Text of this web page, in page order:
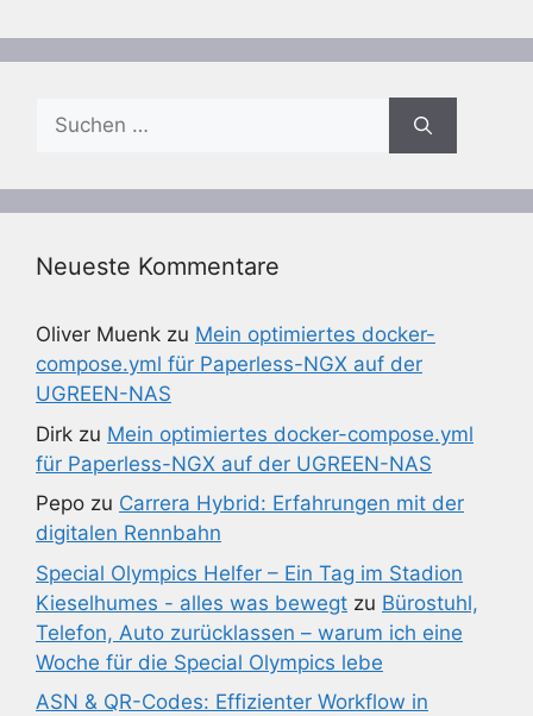
Suchen
nach:
Neueste Kommentare
Oliver Muenk zu Mein optimiertes docker-
compose.yml für Paperless-NGX auf der
UGREEN-NAS
Dirk zu Mein optimiertes docker-compose.yml
für Paperless-NGX auf der UGREEN-NAS
Pepo zu Carrera Hybrid: Erfahrungen mit der
digitalen Rennbahn
Special Olympics Helfer – Ein Tag im Stadion
Kieselhumes - alles was bewegt zu Bürostuhl,
Telefon, Auto zurücklassen – warum ich eine
Woche für die Special Olympics lebe
ASN & QR-Codes: Effizienter Workflow in